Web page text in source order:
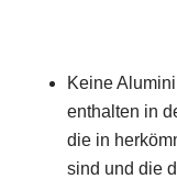
Keine
enthalten in
die in
sind und die